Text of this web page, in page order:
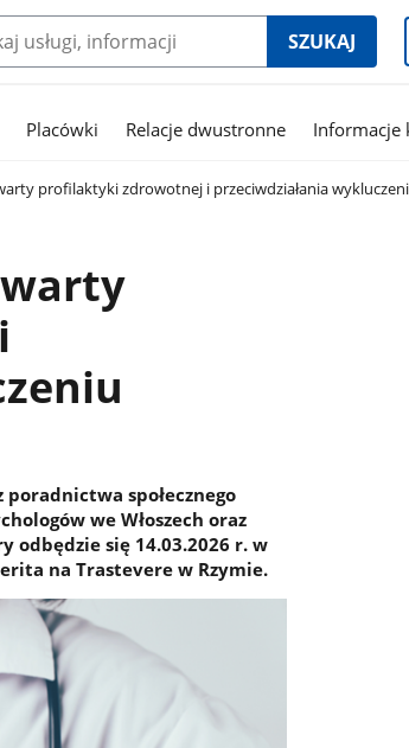
SZUKAJ
Placówki Relacje dwustronne Informacje
profilaktyki zdrowotnej i przeciwdziałania
społecznego
we Włoszech oraz
odbędzie się 14.03.2026 r. w
na Trastevere w Rzymie.